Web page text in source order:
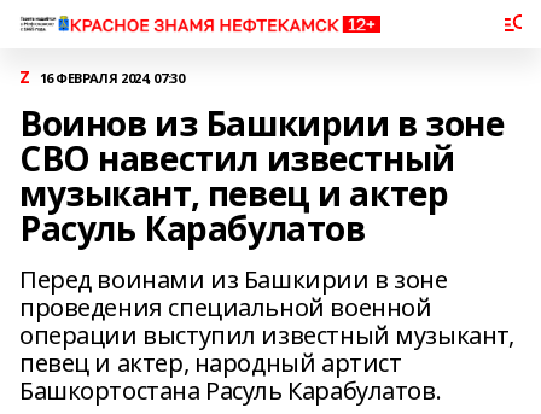
Z 16 ФЕВРАЛЯ 2024, 07:30
Воинов из Башкирии в зоне
СВО навестил известный
музыкант, певец и актер
Расуль Карабулатов
Перед воинами из Башкирии в зоне
проведения специальной военной
операции выступил известный музыкант,
певец и актер, народный артист
Башкортостана Расуль Карабулатов.